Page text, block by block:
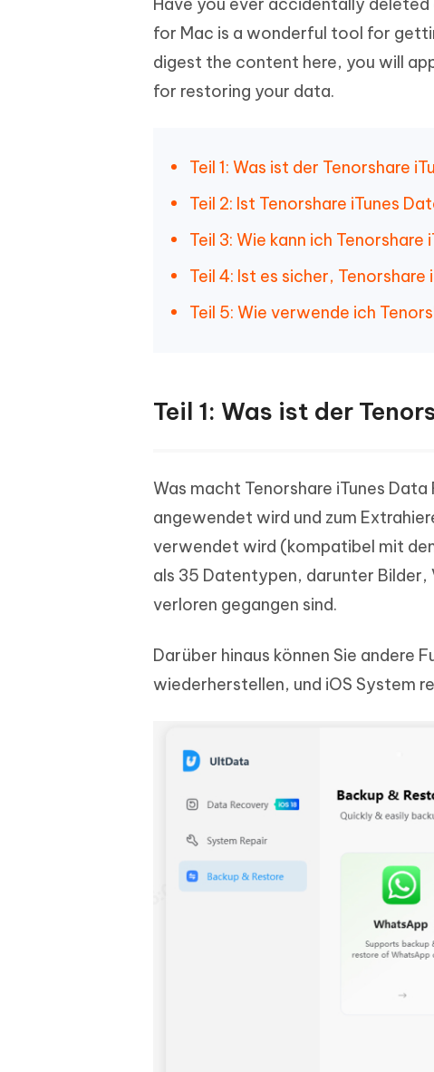
4DDiG - Windows Daten Retten
Update
wiederherstellen
4DDiG -
Gelöschte
iPhone Standort ohne PC ändern
UltData for Android APP Cleanup
PDF Dokumente mit KI zusammenfassen
Tenorshare KI Writer
schreiben
KI-generierte
Sekunden
for Mac is a wonderful tool for
digest the content here, you will
for restoring your data.
Teil 1: Was ist der Tenorshare
Teil 2: Ist Tenorshare iTunes
Teil 3: Wie kann ich
Teil 4: Ist es sicher,
Teil 5: Wie verwende ich
Teil 1: Was ist der
Was macht Tenorshare iTunes
angewendet wird und zum
verwendet wird (kompatibel mit
als 35 Datentypen, darunter Bilder,
verloren gegangen sind.
Darüber hinaus können Sie andere
wiederherstellen, und iOS System